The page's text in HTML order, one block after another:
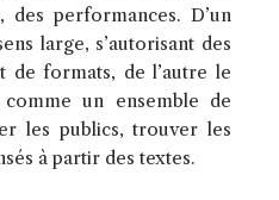
performances. D’un
large, s’autorisant des
de formats, de l’autre le
un ensemble de
les publics, trouver les
à partir des textes.